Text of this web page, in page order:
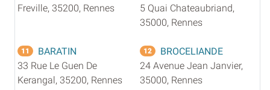
Freville, 35200, Rennes
5 Quai Chateaubriand,
35000, Rennes
11
BARATIN
33 Rue Le Guen De
Kerangal, 35200, Rennes
12
BROCELIANDE
24 Avenue Jean Janvier,
35000, Rennes